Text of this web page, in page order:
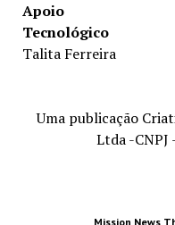
Apoio
Tecnológico
Talita Ferreira
Uma publicação
Ltda -
Mission News